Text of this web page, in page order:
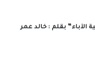
الآباء” بقلم : خالد عمر